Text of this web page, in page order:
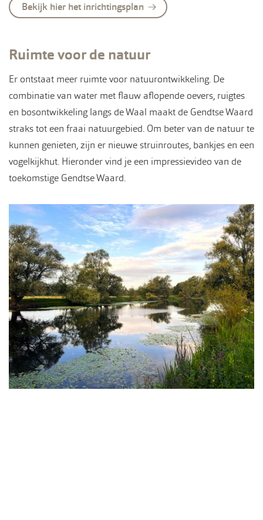
Bekijk hier het inrichtingsplan
Ruimte voor de natuur
Er ontstaat meer ruimte voor natuurontwikkeling. De
combinatie van water met flauw aflopende oevers, ruigtes
en bosontwikkeling langs de Waal maakt de Gendtse Waard
straks tot een fraai natuurgebied. Om beter van de natuur te
kunnen genieten, zijn er nieuwe struinroutes, bankjes en een
vogelkijkhut. Hieronder vind je een impressievideo van de
toekomstige Gendtse Waard.